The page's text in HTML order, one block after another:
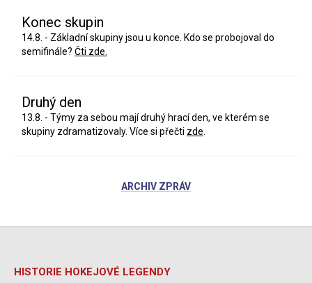
Konec skupin
14.8. - Základní skupiny jsou u konce. Kdo se probojoval do
semifinále? Čti zde.
Druhý den
13.8. - Týmy za sebou mají druhý hrací den, ve kterém se
skupiny zdramatizovaly. Více si přečti zde
ARCHIV ZPRÁV
HISTORIE HOKEJOVÉ LEGENDY